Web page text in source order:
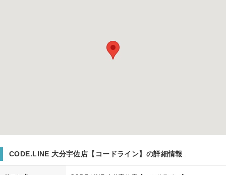
CODE.LINE 大分宇佐店【コードライン】の詳細情報